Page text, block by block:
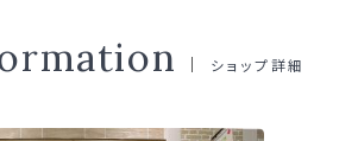
ショップ詳細